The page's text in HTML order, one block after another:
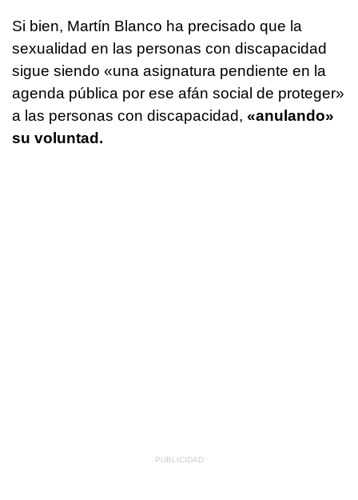
Si bien, Martín Blanco ha precisado que la
sexualidad en las personas con discapacidad
sigue siendo «una asignatura pendiente en la
agenda pública por ese afán social de proteger»
a las personas con discapacidad, «anulando»
su voluntad.